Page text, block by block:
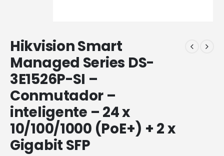
Hikvision Smart
Managed Series DS-
3E1526P-SI –
Conmutador –
inteligente – 24 x
10/100/1000 (PoE+) + 2 x
Gigabit SFP